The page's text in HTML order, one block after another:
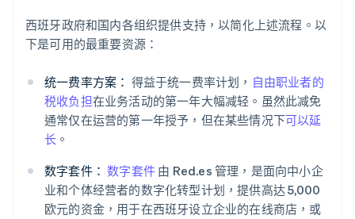
西班牙政府和国内各组织提供支持，以简化上述流程。以
下是可用的最重要资源：
统一费率方案： 得益于统一费率计划， 自由职业者的
税收负担在业务活动的第一年大幅减轻。虽然此减免
通常仅在运营的第一年授予，但在某些情况下可以延
长 。
数字套件： 数字套件 由 Red.es 管理，是面向中小企
业和个体经营者的数字化转型计划，提供高达 5,000
欧元的资金，用于在西班牙设立企业的在线商店，或